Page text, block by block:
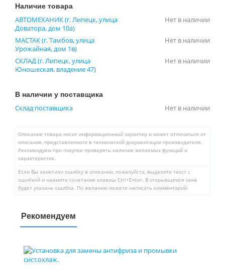
Наличие товара
АВТОМЕХАНИК (г. Липецк, улица
Доватора, дом 10а)
Нет в наличии
МАСТАК (г. Тамбов, улица
Урожайная, дом 1в)
Нет в наличии
СКЛАД (г. Липецк, улица
Юношеская, владение 47)
Нет в наличии
В наличии у поставщика
Склад поставщика Нет в наличии
Описание товара носит информационный характер и может отличаться от
описания, представленного в технической документации производителя.
Рекомендуем при покупке проверять наличие желаемых функций и
характеристик.
Если Вы заметили ошибку в описании, пожалуйста, выделите текст с
ошибкой и нажмите сочетание клавиш Ctrl+Enter. В открывшемся окне
будет указана ошибка. По желанию можете написать комментарий.
Рекомендуем